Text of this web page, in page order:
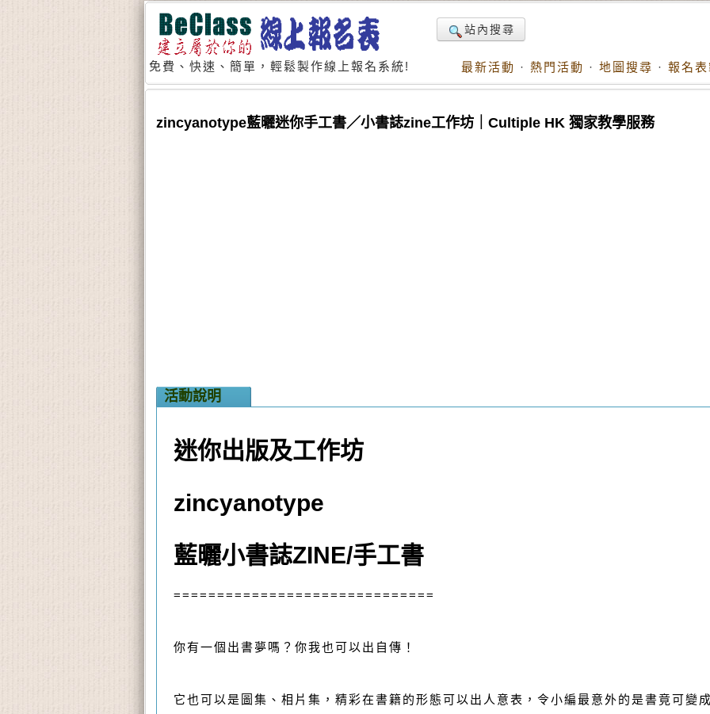
免費、快速、簡單，輕鬆製作線上報名系統!
站內搜尋
最新活動 · 熱門活動 · 地圖搜尋 · 報名
zincyanotype藍曬迷你手工書／小書誌zine工作坊｜Cultiple HK 獨家教學服務
活動說明
迷你出版及工作坊
zincyanotype
藍曬小書誌ZINE/手工書
==============================
你有一個出書夢嗎？你我也可以出自傳！
它也可以是圖集、相片集，精彩在書籍的形態可以出人意表，令小編最意外的是書竟可變